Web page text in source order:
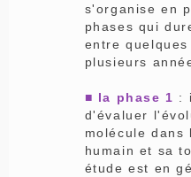
s'organise en
phases qui
entre
plusieurs
■ la phase 1 :
d'évaluer
molécule dans
humain et sa
étude est en